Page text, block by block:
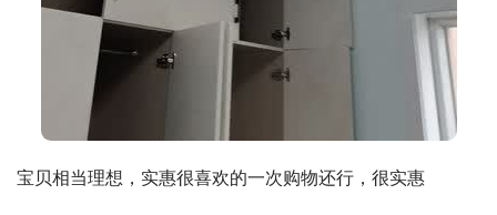
宝贝相当理想，实惠很喜欢的一次购物还行，很实惠